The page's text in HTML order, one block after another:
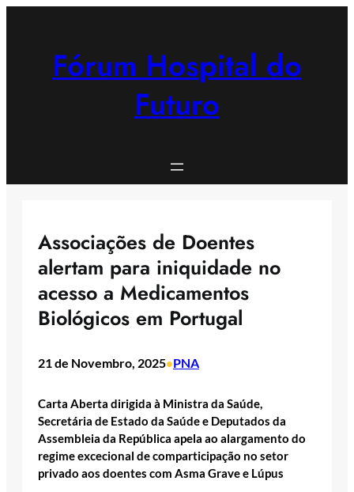
Fórum Hospital do
Futuro
Associações de Doentes
alertam para iniquidade no
acesso a Medicamentos
Biológicos em Portugal
21 de Novembro, 2025•PNA
Carta Aberta dirigida à Ministra da Saúde,
Secretária de Estado da Saúde e Deputados da
Assembleia da República apela ao alargamento do
regime excecional de comparticipação no setor
privado aos doentes com Asma Grave e Lúpus